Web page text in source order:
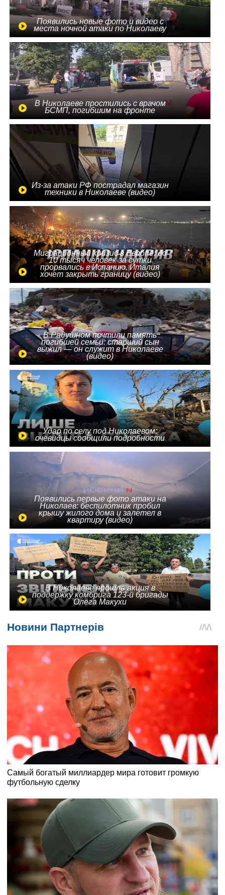
Появились новые фото и видео с
места ночной атаки по Николаеву
В Николаеве простились с врачом
БСМП, погибшим на фронте
Из-за атаки РФ пострадал магазин
техники в Николаеве (видео)
Миграционный кризис в Европе: до
10 тысяч человек за сутки
прорвались в Испанию, Италия
хочет закрыть границу (видео)
В Радушном почтили память
погибшей семьи: старший сын
выжил — он служит в Николаеве
(видео)
Удар по селу под Николаевом:
очевидцы сообщили подробности
Появились первые фото атаки на
Николаев: беспилотник пробил
крышу жилого дома и залетел в
квартиру (видео)
В Николаеве прошла акция в
поддержку комбрига 123-й бригады
Олега Макухи